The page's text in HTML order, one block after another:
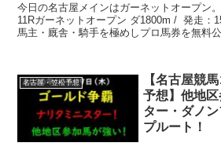
今日の名古屋メインはガーネットオープン
11Rガーネットオープン ダ1800m / 発走：15:45 ＡＪＣＣ狙う
名古屋・笠松予想
【名古屋競
予想】他地
ター・ダノ
プルート！